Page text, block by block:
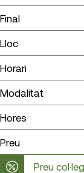
Final
Lloc
Horari
Modalitat
Hores
Preu
Preu